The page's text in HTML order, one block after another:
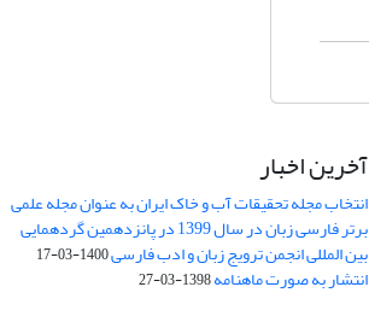
آخرین اخبار
انتخاب مجله تحقیقات آب و خاک ایران به عنوان مجله علمی
برتر فارسی زبان در سال 1399 در پانزدهمین گردهمایی
بین المللی انجمن ترویج زبان و ادب فارسی1400-03-17
انتشار به صورت ماهنامه1398-03-27